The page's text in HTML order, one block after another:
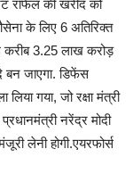
राफेल की खरीद को
के लिए 6 अतिरिक्त
करीब 3.25 लाख करोड़
बन जाएगा. डिफेंस
गया, जो रक्षा मंत्री
नरेंद्र मोदी
लेनी होगी.एयरफोर्स